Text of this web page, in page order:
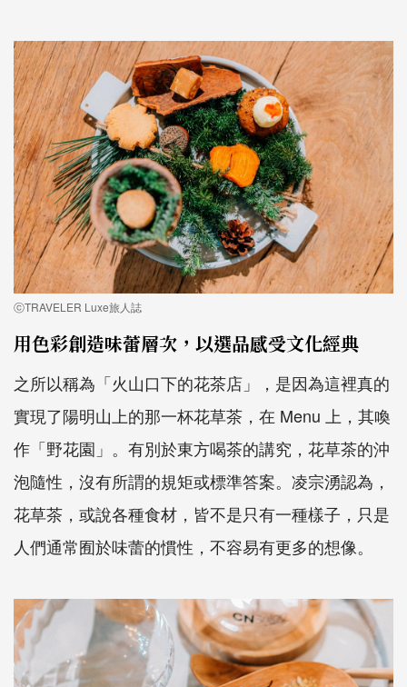
ⓒTRAVELER Luxe旅人誌
用色彩創造味蕾層次，以選品感受文化經典
之所以稱為「火山口下的花茶店」，是因為這裡真的
實現了陽明山上的那一杯花草茶，在 Menu 上，其喚
作「野花園」。有別於東方喝茶的講究，花草茶的沖
泡隨性，沒有所謂的規矩或標準答案。凌宗湧認為，
花草茶，或說各種食材，皆不是只有一種樣子，只是
人們通常囿於味蕾的慣性，不容易有更多的想像。